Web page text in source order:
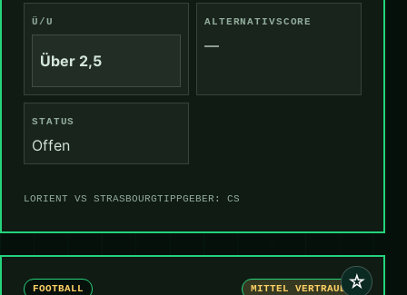
Ü/U
Über 2,5
ALTERNATIVSCORE
—
STATUS
Offen
LORIENT VS STRASBOURGTIPPGEBER: CS
☆
FOOTBALL MITTEL VERTRAUEN